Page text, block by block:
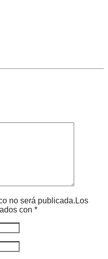
no será publicada.Los
con *